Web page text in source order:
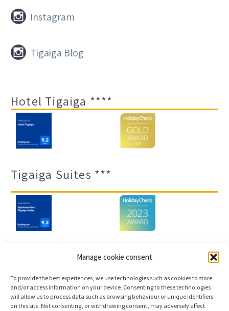
Manage cookie consent
To provide the best experiences, we use technologies such as cookies to store
and/or access information on your device. Consenting to these technologies
will allow us to process data such as browsing behaviour or unique identifiers
on this site. Not consenting, or withdrawing consent, may adversely affect

 Instagram

 Tigaiga Blog
Hotel Tigaiga ****
Tigaiga Suites ***
Cookies
Sitemap